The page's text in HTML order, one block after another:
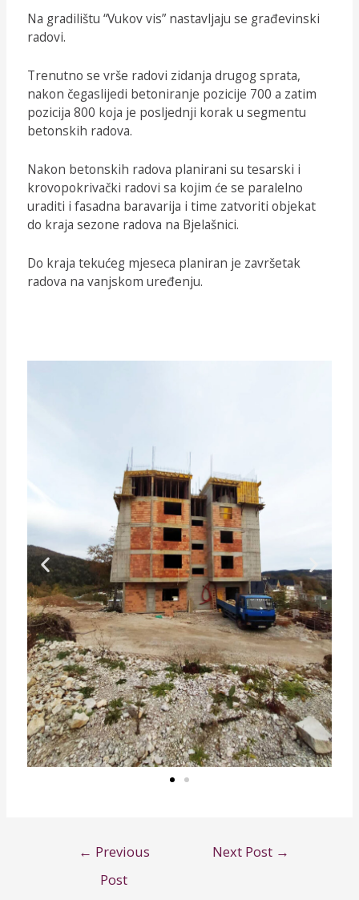
Na gradilištu “Vukov vis” nastavljaju se građevinski
radovi.
Trenutno se vrše radovi zidanja drugog sprata,
nakon čegaslijedi betoniranje pozicije 700 a zatim
pozicija 800 koja je posljednji korak u segmentu
betonskih radova.
Nakon betonskih radova planirani su tesarski i
krovopokrivački radovi sa kojim će se paralelno
uraditi i fasadna baravarija i time zatvoriti objekat
do kraja sezone radova na Bjelašnici.
Do kraja tekućeg mjeseca planiran je završetak
radova na vanjskom uređenju.
← Previous
Post
Next Post →